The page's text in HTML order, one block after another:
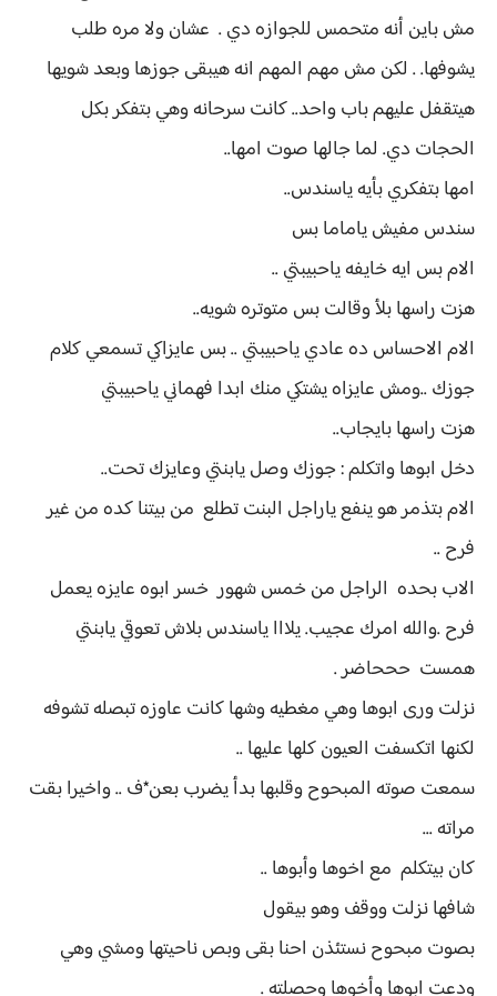
مش باين أنه متحمس للجوازه دي . عشان ولا مره طلب
يشوفها. . لكن مش مهم المهم انه هيبقى جوزها وبعد شويها
هيتقفل عليهم باب واحد.. كانت سرحانه وهي بتفكر بكل
الحجات دي. لما جالها صوت امها..
امها بتفكري بأيه ياسندس..
سندس مفيش ياماما بس
الام بس ايه خايفه ياحبيبتي ..
هزت راسها بلأ وقالت بس متوتره شويه..
الام الاحساس ده عادي ياحبيبتي .. بس عايزاكي تسمعي كلام
جوزك ..ومش عايزاه يشتكي منك ابدا فهماني ياحبيبتي
هزت راسها بايجاب..
دخل ابوها واتكلم : جوزك وصل يابنتي وعايزك تحت..
الام بتذمر هو ينفع ياراجل البنت تطلع من بيتنا كده من غير
فرح ..
الاب بحده الراجل من خمس شهور خسر ابوه عايزه يعمل
فرح .والله امرك عجيب. يلااا ياسندس بلاش تعوقي يابنتي
همست حححاضر .
نزلت ورى ابوها وهي مغطيه وشها كانت عاوزه تبصله تشوفه
لكنها اتكسفت العيون كلها عليها ..
سمعت صوته المبحوح وقلبها بدأ يضرب بعن*ف .. واخيرا بقت
مراته ...
كان بيتكلم مع اخوها وأبوها ..
شافها نزلت ووقف وهو بيقول
بصوت مبحوح نستئذن احنا بقى وبص ناحيتها ومشي وهي
ودعت ابوها وأخوها وحصلته .